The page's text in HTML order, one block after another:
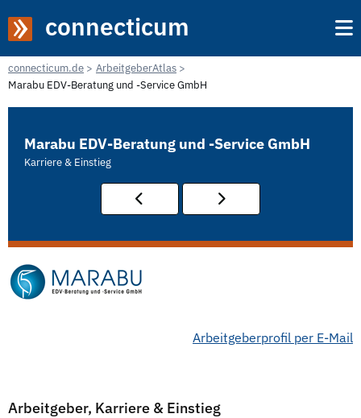
connecticum
connecticum.de
ArbeitgeberAtlas
Marabu EDV-Beratung und -Service GmbH
Marabu EDV-Beratung und -Service GmbH
Karriere & Einstieg
Arbeitgeberprofil per E-Mail
Arbeitgeber, Karriere & Einstieg